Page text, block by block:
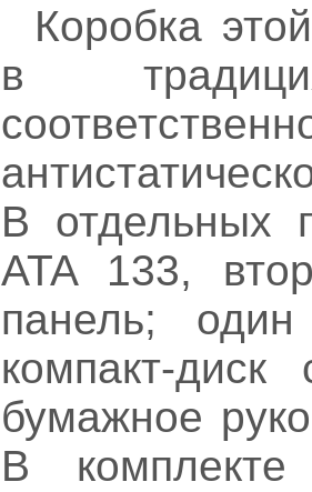
Коробка
в
В отдельных
ATA 133,
панель;
компакт-
бумажное
В